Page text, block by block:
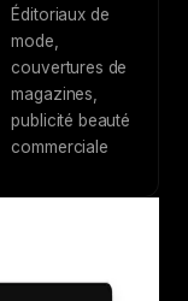
Éditoriaux de
mode,
couvertures de
magazines,
publicité beauté
commerciale